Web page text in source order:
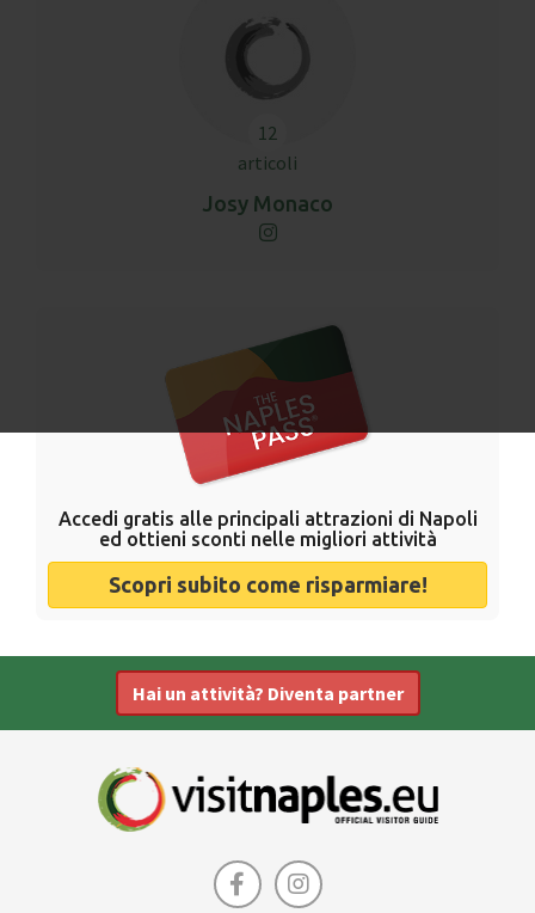
12
articoli
Josy Monaco
Accedi gratis alle principali attrazioni di Napoli
ed ottieni sconti nelle migliori attività
Scopri subito come risparmiare!
Hai un attività? Diventa partner